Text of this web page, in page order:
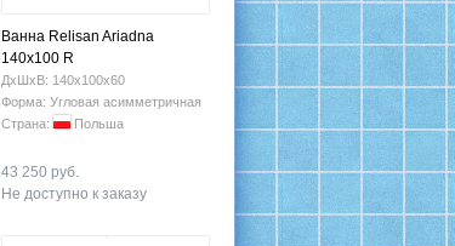
Ванна Relisan Ariadna
140х100 R
ДхШхВ: 140х100х60
Форма: Угловая асимметричная
Страна:
Польша
43 250 руб.
Не доступно к заказу